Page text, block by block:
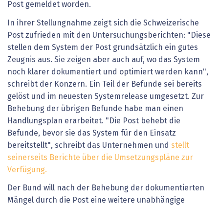
Post gemeldet worden.
In ihrer Stellungnahme zeigt sich die Schweizerische
Post zufrieden mit den Untersuchungsberichten: "Diese
stellen dem System der Post grundsätzlich ein gutes
Zeugnis aus. Sie zeigen aber auch auf, wo das System
noch klarer dokumentiert und optimiert werden kann",
schreibt der Konzern. Ein Teil der Befunde sei bereits
gelöst und im neuesten Systemrelease umgesetzt. Zur
Behebung der übrigen Befunde habe man einen
Handlungsplan erarbeitet. "Die Post behebt die
Befunde, bevor sie das System für den Einsatz
bereitstellt", schreibt das Unternehmen und stellt
seinerseits Berichte über die Umsetzungspläne zur
Verfügung.
Der Bund will nach der Behebung der dokumentierten
Mängel durch die Post eine weitere unabhängige